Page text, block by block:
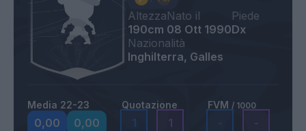
Altezza
190cm
Nato il
08 Ott 1990
Piede
Dx
Nazionalità
Inghilterra, Galles
Media 22-23
0,00 0,00
Quotazione
1 1
FVM / 1000
- -